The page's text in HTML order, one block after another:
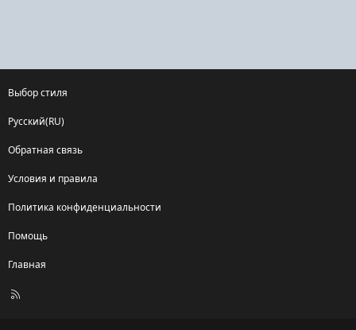
Выбор стиля
Русский(RU)
Обратная связь
Условия и правила
Политика конфиденциальности
Помощь
Главная
R